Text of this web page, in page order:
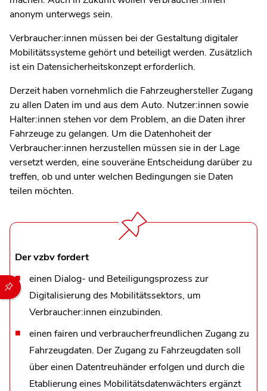
Durch die folgenden Buttons können Sie direkt auf einen
anonym unterwegs sein.
Verbraucher:innen müssen bei der Gestaltung digitaler
Mobilitätssysteme gehört und beteiligt werden. Zusätzlich
ist ein Datensicherheitskonzept erforderlich.
Derzeit haben vornehmlich die Fahrzeughersteller Zugang
zu allen Daten im und aus dem Auto. Nutzer:innen sowie
Halter:innen stehen vor dem Problem, an die Daten ihrer
Fahrzeuge zu gelangen. Um die Datenhoheit der
Verbraucher:innen herzustellen müssen sie in der Lage
versetzt werden, eine souveräne Entscheidung darüber zu
treffen, ob und unter welchen Bedingungen sie Daten
teilen möchten.
Der vzbv fordert
einen Dialog- und Beteiligungsprozess zur
Digitalisierung des Mobilitätssektors, um
Verbraucher:innen einzubinden.
einen fairen und verbraucherfreundlichen Zugang zu
Fahrzeugdaten. Der Zugang zu Fahrzeugdaten soll
über einen Datentreuhänder erfolgen und durch die
Etablierung eines Mobilitätsdatenwächters ergänzt